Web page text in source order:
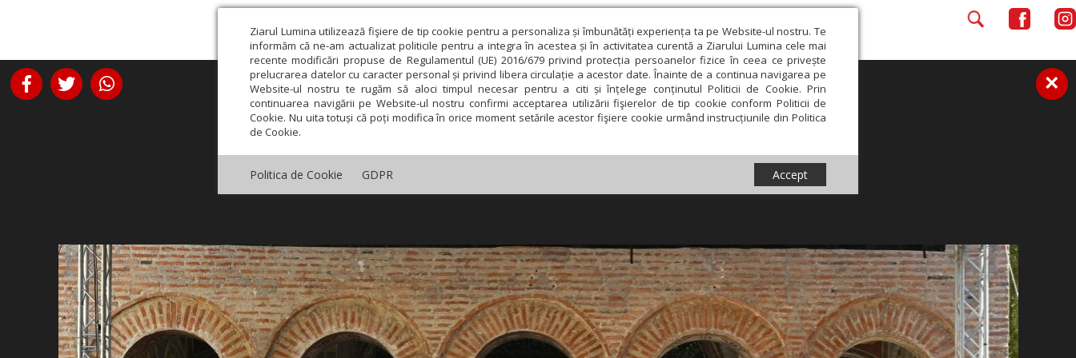
Ziarul Lumina utilizează fişiere de tip cookie pentru a personaliza și îmbunătăți experiența ta pe Website-ul nostru. Te
informăm că ne-am actualizat politicile pentru a integra în acestea și în activitatea curentă a Ziarului Lumina cele mai
recente modificări propuse de Regulamentul (UE) 2016/679 privind protecția persoanelor fizice în ceea ce privește
prelucrarea datelor cu caracter personal și privind libera circulație a acestor date. Înainte de a continua navigarea pe
Website-ul nostru te rugăm să aloci timpul necesar pentru a citi și înțelege conținutul Politicii de Cookie. Prin
continuarea navigării pe Website-ul nostru confirmi acceptarea utilizării fişierelor de tip cookie conform Politicii de
Cookie. Nu uita totuși că poți modifica în orice moment setările acestor fişiere cookie urmând instrucțiunile din Politica
de Cookie.
Politica de Cookie GDPR Accept
×